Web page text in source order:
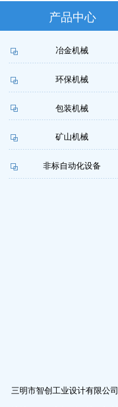
冶金机械
环保机械
包装机械
矿山机械
非标自动化设备
产品中心
联系我们
三明市智创工业设计有限公司